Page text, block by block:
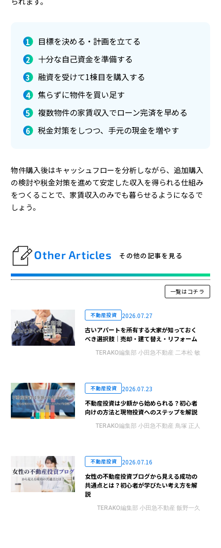
目標を決める・計画を立てる
十分な自己資金を準備する
融資を受けて1棟目を購入する
焦らずに物件を買い足す
複数物件の家賃収入でローン完済を早める
税金対策をしつつ、手元の現金を増やす
物件購入後はキャッシュフローを分析しながら、追加購入
の検討や税金対策を進めて安定した収入を得られる仕組み
をつくることで、家賃収入のみでも暮らせるようになるで
しょう。
Other Articles その他の記事を見る
一覧はコチラ
不動産投資
2026.07.27
古いアパートを所有する大家が知っておく
べき選択肢｜売却・建て替え・リフォーム
TERAKO編集部 小田急不動産 二本松 敏
不動産投資
2026.07.23
不動産投資は少額から始められる？初心者
向けの方法と現物投資へのステップを解説
TERAKO編集部 小田急不動産 鳥塚 正人
不動産投資
2026.07.16
女性の不動産投資ブログから見える成功の
共通点とは？初心者が学びたい考え方を解
説
TERAKO編集部 小田急不動産 飯野一久